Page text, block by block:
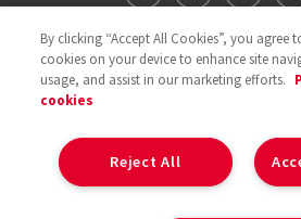
By clicking “Accept All Cookies”, you agree
cookies on your device to enhance site
usage, and assist in our marketing efforts.
cookies
Reject All